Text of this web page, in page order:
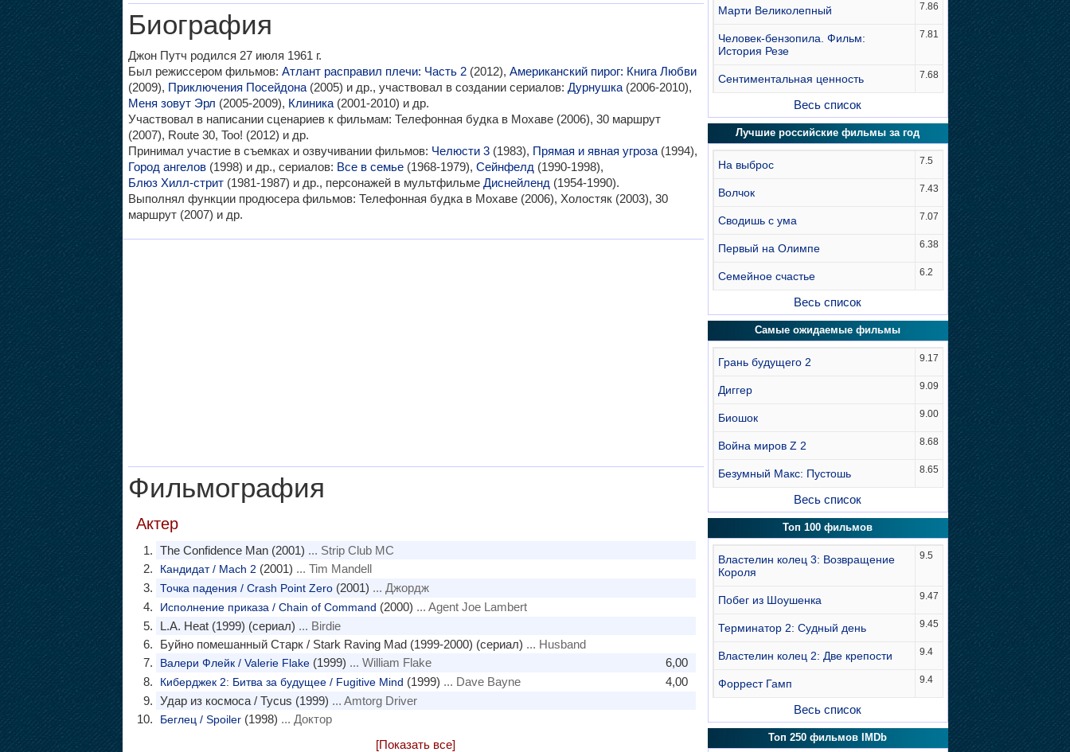
Биография
Джон Путч родился 27 июля 1961 г.
Был режиссером фильмов: Атлант расправил плечи: Часть 2(2012), Американский пирог: Книга Любви
(2009), Приключения Посейдона(2005) и др., участвовал в создании сериалов: Дурнушка(2006-2010),
Меня зовут Эрл (2005-2009), Клиника(2001-2010) и др.
Участвовал в написании сценариев к фильмам: Телефонная будка в Мохаве (2006), 30 маршрут
(2007), Route 30, Too! (2012) и др.
Принимал участие в съемках и озвучивании фильмов: Челюсти 3(1983), Прямая и явная угроза(1994),
Город ангелов(1998) и др., сериалов: Все в семье(1968-1979), Сейнфелд (1990-1998),
Блюз Хилл-стрит(1981-1987) и др., персонажей в мультфильме Диснейленд (1954-1990).
Выполнял функции продюсера фильмов: Телефонная будка в Мохаве (2006), Холостяк (2003), 30
маршрут (2007) и др.
Фильмография
Актер
The Confidence Man (2001) ... Strip Club MC
Кандидат / Mach 2 (2001) ... Tim Mandell
Точка падения / Crash Point Zero(2001) ... Джордж
Исполнение приказа / Chain of Command (2000) ... Agent Joe Lambert
L.A. Heat (1999) (сериал) ... Birdie
Буйно помешанный Старк / Stark Raving Mad (1999-2000) (сериал) ... Husband
6,00
Валери Флейк / Valerie Flake(1999) ... William Flake
4,00
Киберджек 2: Битва за будущее / Fugitive Mind (1999) ... Dave Bayne
Удар из космоса / Tycus (1999) ... Amtorg Driver
Беглец / Spoiler(1998) ... Доктор
[Показать все]
Марти Великолепный 7.86
Человек-бензопила. Фильм:
История Резе
7.81
Сентиментальная ценность 7.68
Весь список
Лучшие российские фильмы за год
На выброс 7.5
Волчок 7.43
Сводишь с ума 7.07
Первый на Олимпе 6.38
Семейное счастье 6.2
Весь список
Самые ожидаемые фильмы
Грань будущего 2 9.17
Диггер 9.09
Биошок 9.00
Война миров Z 2 8.68
Безумный Макс: Пустошь 8.65
Весь список
Топ 100 фильмов
Властелин колец 3: Возвращение
Короля
9.5
Побег из Шоушенка 9.47
Терминатор 2: Судный день 9.45
Властелин колец 2: Две крепости 9.4
Форрест Гамп 9.4
Весь список
Топ 250 фильмов IMDb